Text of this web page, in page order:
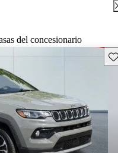
del concesionario